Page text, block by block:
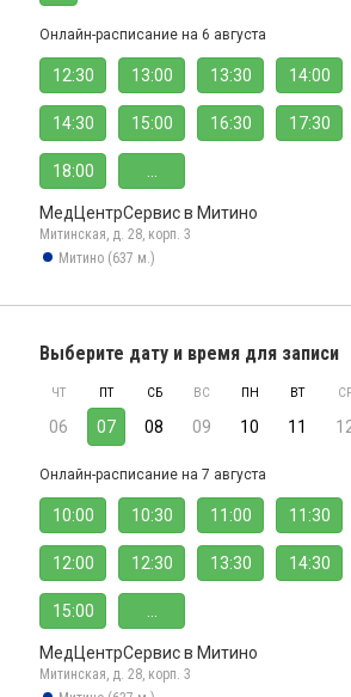
Онлайн-расписание на 6 августа
12:30 13:00 13:30 14:00
14:30 15:00 16:30 17:30
18:00
МедЦентрСервис в Митино
Митинская, д. 28, корп. 3
Митино (637 м.)
Выберите дату и время для записи
ЧТ
06
ПТ
07
СБ
08
ВС
09
ПН
10
ВТ
11
Онлайн-расписание на 7 августа
10:00 10:30 11:00 11:30
12:00 12:30 13:30 14:30
15:00
МедЦентрСервис в Митино
Митинская, д. 28, корп. 3